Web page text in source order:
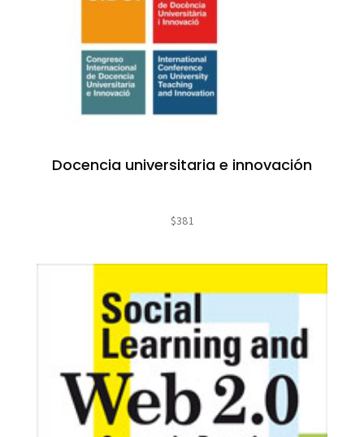
Docencia universitaria e innovación
$381